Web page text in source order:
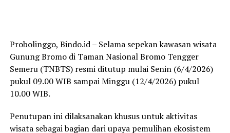
Probolinggo, Bindo.id – Selama sepekan kawasan wisata
Gunung Bromo di Taman Nasional Bromo Tengger
Semeru (TNBTS) resmi ditutup mulai Senin (6/4/2026)
pukul 09.00 WIB sampai Minggu (12/4/2026) pukul
10.00 WIB.
Penutupan ini dilaksanakan khusus untuk aktivitas
wisata sebagai bagian dari upaya pemulihan ekosistem